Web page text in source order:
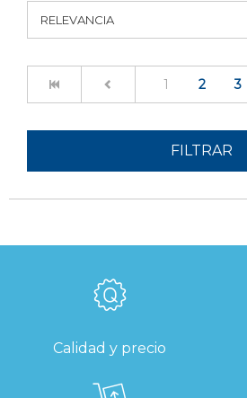
1 (current)
2 3
FILTRAR
Calidad y precio